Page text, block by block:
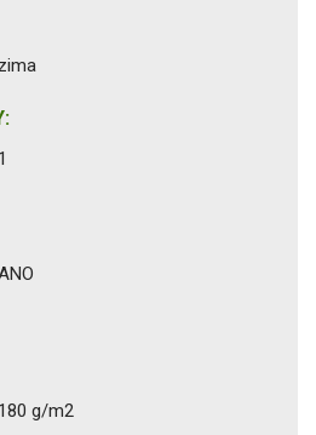
zima
1
180 g/m2